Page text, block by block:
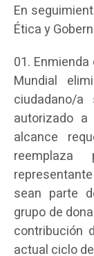
En
Ética y
Mundial
ciudadano/
autorizado
alcance
sean parte
grupo de
contribución
actual ciclo